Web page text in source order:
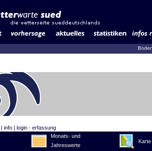
| info | login - erfassung
Monats- und
Jahreswerte
Karte